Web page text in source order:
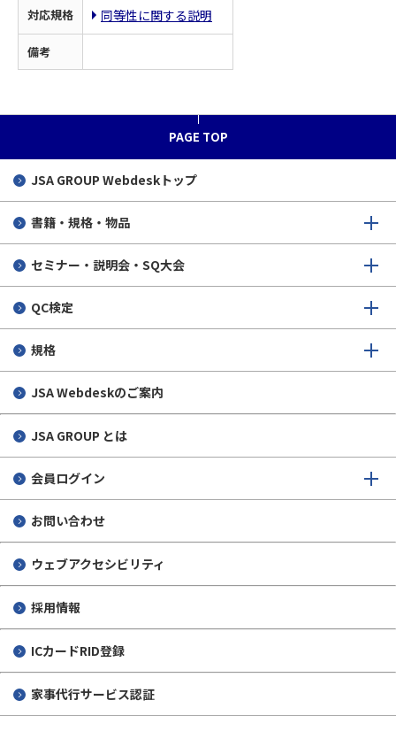
対応規格 同等性に関する説明
備考
PAGE TOP
JSA GROUP Webdeskトップ
書籍・規格・物品
セミナー・説明会・SQ大会
QC検定
規格
JSA Webdeskのご案内
JSA GROUP とは
会員ログイン
お問い合わせ
ウェブアクセシビリティ
採用情報
ICカードRID登録
家事代行サービス認証